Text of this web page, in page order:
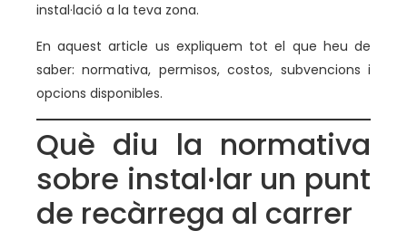
instal·lació a la teva zona.
En aquest article us expliquem tot el que heu de
saber: normativa, permisos, costos, subvencions i
opcions disponibles.
Què diu la normativa
sobre instal·lar un punt
de recàrrega al carrer